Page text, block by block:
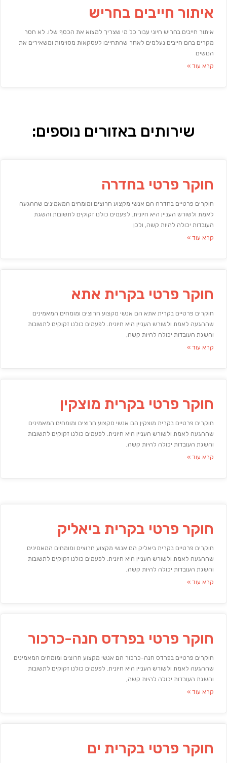
איתור חייבים בחריש
איתור חייבים בחריש חיוני עבור כל מי שצריך למצוא את הכסף שלו. לא חסר
מקרים בהם חייבים נעלמים לאחר שהתחייבו לעסקאות מסוימות ומשאירים את
הנושים
קרא עוד »
שירותים באזורים נוספים:
חוקר פרטי בחדרה
חוקרים פרטיים בחדרה הם אנשי מקצוע חרוצים ומומחים המאמינים שההגעה
לאמת ולשורש העניין היא חיונית. לפעמים כולנו זקוקים לתשובות והשגת
העובדות יכולה להיות קשה, ולכן
קרא עוד »
חוקר פרטי בקרית אתא
חוקרים פרטיים בקרית אתא הם אנשי מקצוע חרוצים ומומחים המאמינים
שההגעה לאמת ולשורש העניין היא חיונית. לפעמים כולנו זקוקים לתשובות
והשגת העובדות יכולה להיות קשה,
קרא עוד »
חוקר פרטי בקרית מוצקין
חוקרים פרטיים בקרית מוצקין הם אנשי מקצוע חרוצים ומומחים המאמינים
שההגעה לאמת ולשורש העניין היא חיונית. לפעמים כולנו זקוקים לתשובות
והשגת העובדות יכולה להיות קשה,
קרא עוד »
חוקר פרטי בקרית ביאליק
חוקרים פרטיים בקרית ביאליק הם אנשי מקצוע חרוצים ומומחים המאמינים
שההגעה לאמת ולשורש העניין היא חיונית. לפעמים כולנו זקוקים לתשובות
והשגת העובדות יכולה להיות קשה,
קרא עוד »
חוקר פרטי בפרדס חנה-כרכור
חוקרים פרטיים בפרדס חנה-כרכור הם אנשי מקצוע חרוצים ומומחים המאמינים
שההגעה לאמת ולשורש העניין היא חיונית. לפעמים כולנו זקוקים לתשובות
והשגת העובדות יכולה להיות קשה,
קרא עוד »
חוקר פרטי בקרית ים